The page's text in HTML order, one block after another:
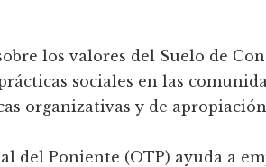
los valores del Suelo de
sociales en las
organizativas y de
del Poniente (OTP) ayuda a